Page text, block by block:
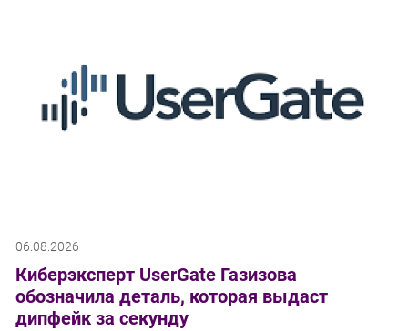
06.08.2026
Киберэксперт UserGate Газизова
обозначила деталь, которая выдаст
дипфейк за секунду